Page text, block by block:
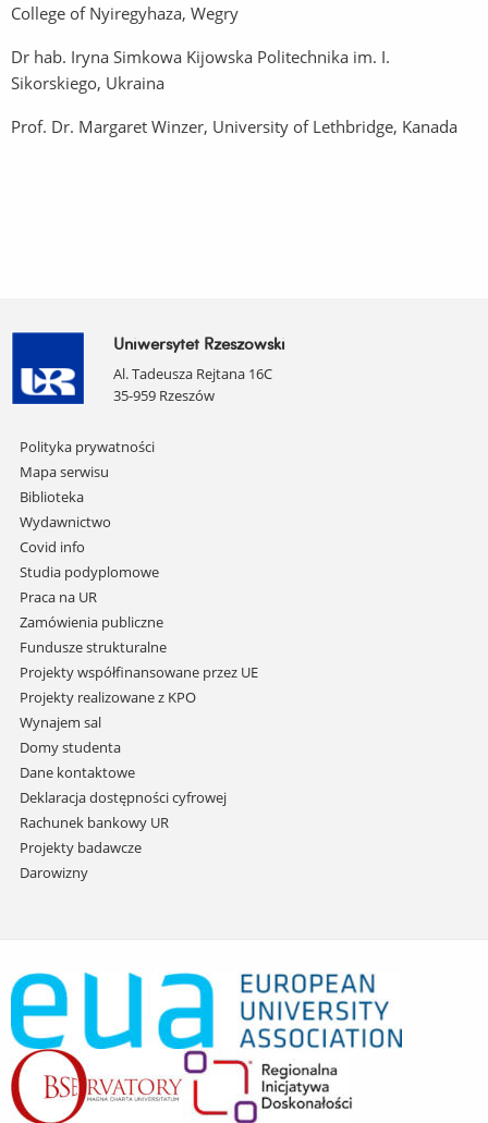
College of Nyiregyhaza, Wegry
Dr hab. Iryna Simkowa Kijowska Politechnika im. I.
Sikorskiego, Ukraina
Prof. Dr. Margaret Winzer, University of Lethbridge, Kanada
Uniwersytet Rzeszowski
Al. Tadeusza Rejtana 16C
35-959 Rzeszów
Pomiń
nawigację
i
przejdź
do
treści
Polityka prywatności
Mapa serwisu
Biblioteka
Wydawnictwo
Covid info
Studia podyplomowe
Praca na UR
Zamówienia publiczne
Fundusze strukturalne
Projekty współfinansowane przez UE
Projekty realizowane z KPO
Wynajem sal
Domy studenta
Dane kontaktowe
Deklaracja dostępności cyfrowej
Rachunek bankowy UR
Projekty badawcze
Darowizny